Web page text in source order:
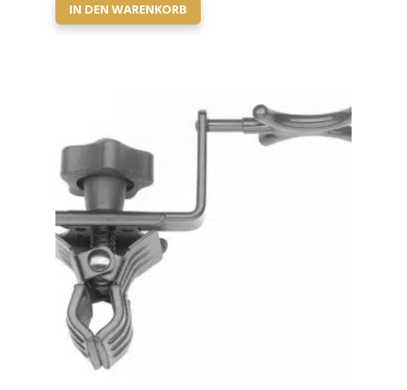
IN DEN WARENKORB